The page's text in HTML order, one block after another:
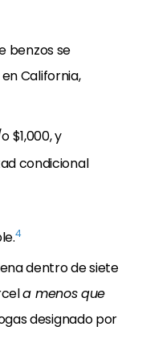
benzos se
en California,
$1,000, y
condicional
4
dentro de siete
a menos que
designado por